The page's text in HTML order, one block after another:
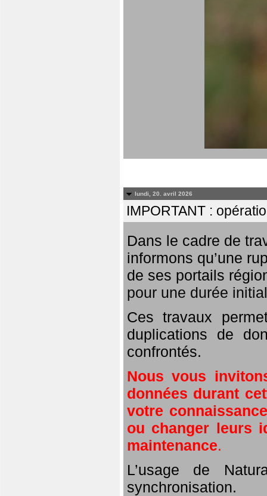
lundi, 20. avril 2026
IMPORTANT :
Dans le cadre de
informons qu’une
de ses portails
pour une durée
Ces travaux
duplications de
confrontés.
Nous vous
données durant
votre
ou changer leurs
maintenance.
L’usage de
synchronisation.